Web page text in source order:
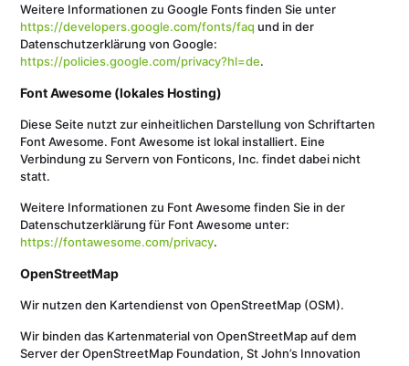
Weitere Informationen zu Google Fonts finden Sie unter
https://developers.google.com/fonts/faq und in der
Datenschutzerklärung von Google:
https://policies.google.com/privacy?hl=de.
Font Awesome (lokales Hosting)
Diese Seite nutzt zur einheitlichen Darstellung von Schriftarten
Font Awesome. Font Awesome ist lokal installiert. Eine
Verbindung zu Servern von Fonticons, Inc. findet dabei nicht
statt.
Weitere Informationen zu Font Awesome finden Sie in der
Datenschutzerklärung für Font Awesome unter:
https://fontawesome.com/privacy.
OpenStreetMap
Wir nutzen den Kartendienst von OpenStreetMap (OSM).
Wir binden das Kartenmaterial von OpenStreetMap auf dem
Server der OpenStreetMap Foundation, St John’s Innovation